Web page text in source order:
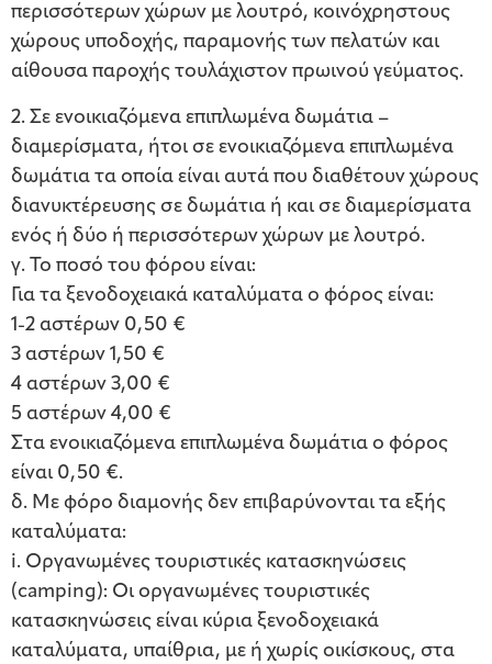
περισσότερων χώρων με λουτρό, κοινόχρηστους
χώρους υποδοχής, παραμονής των πελατών και
αίθουσα παροχής τουλάχιστον πρωινού γεύματος.
2. Σε ενοικιαζόμενα επιπλωμένα δωμάτια –
διαμερίσματα, ήτοι σε ενοικιαζόμενα επιπλωμένα
δωμάτια τα οποία είναι αυτά που διαθέτουν χώρους
διανυκτέρευσης σε δωμάτια ή και σε διαμερίσματα
ενός ή δύο ή περισσότερων χώρων με λουτρό.
γ. Το ποσό του φόρου είναι:
Για τα ξενοδοχειακά καταλύματα ο φόρος είναι:
1-2 αστέρων 0,50 €
3 αστέρων 1,50 €
4 αστέρων 3,00 €
5 αστέρων 4,00 €
Στα ενοικιαζόμενα επιπλωμένα δωμάτια ο φόρος
είναι 0,50 €.
δ. Με φόρο διαμονής δεν επιβαρύνονται τα εξής
καταλύματα:
i. Οργανωμένες τουριστικές κατασκηνώσεις
(camping): Οι οργανωμένες τουριστικές
κατασκηνώσεις είναι κύρια ξενοδοχειακά
καταλύματα, υπαίθρια, με ή χωρίς οικίσκους, στα